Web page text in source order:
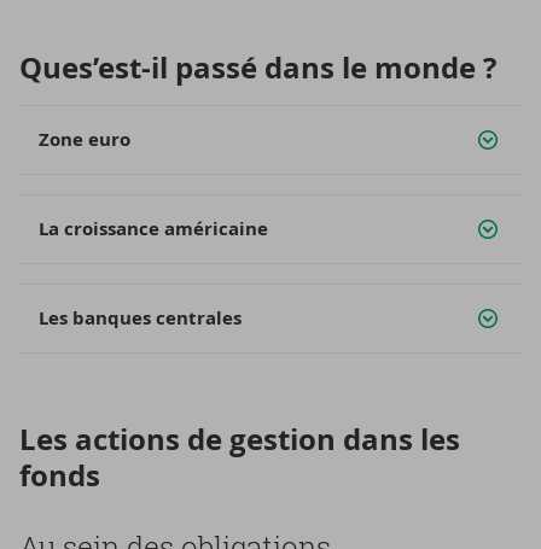
Ques’est-​il passé dans le monde ?
Zone euro
La croissance américaine
Les banques centrales
Les ac­tions de ges­tion dans les
fonds